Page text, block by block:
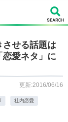
させる話題は
愛ネタ」に
更新:2016/06/16
社内恋愛